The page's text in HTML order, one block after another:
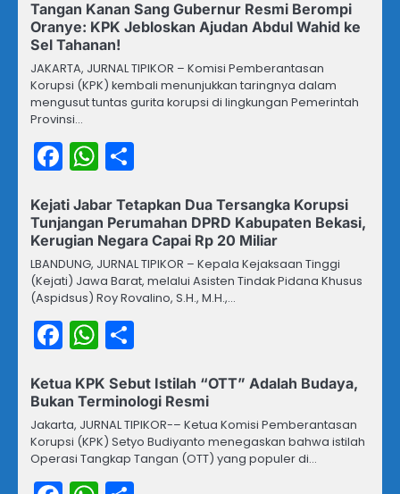
Tangan Kanan Sang Gubernur Resmi Berompi
Oranye: KPK Jebloskan Ajudan Abdul Wahid ke
Sel Tahanan!
JAKARTA, JURNAL TIPIKOR – Komisi Pemberantasan
Korupsi (KPK) kembali menunjukkan taringnya dalam
mengusut tuntas gurita korupsi di lingkungan Pemerintah
Provinsi…
Facebook
WhatsApp
Kejati Jabar Tetapkan Dua Tersangka Korupsi
Tunjangan Perumahan DPRD Kabupaten Bekasi,
Kerugian Negara Capai Rp 20 Miliar
LBANDUNG, JURNAL TIPIKOR – Kepala Kejaksaan Tinggi
(Kejati) Jawa Barat, melalui Asisten Tindak Pidana Khusus
(Aspidsus) Roy Rovalino, S.H., M.H.,…
Facebook
WhatsApp
Ketua KPK Sebut Istilah “OTT” Adalah Budaya,
Bukan Terminologi Resmi
Jakarta, JURNAL TIPIKOR-– Ketua Komisi Pemberantasan
Korupsi (KPK) Setyo Budiyanto menegaskan bahwa istilah
Operasi Tangkap Tangan (OTT) yang populer di…